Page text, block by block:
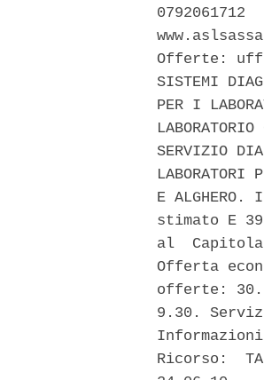
Offerte: uff.
SISTEMI
PER I
SERVIZIO
E
stimato E
al
Offerta
offerte:
9.30.
Ricorso: